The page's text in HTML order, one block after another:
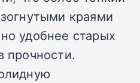
краями
удобнее старых
прочности.